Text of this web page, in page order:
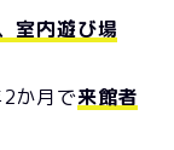
室内遊び場
か月で来館者